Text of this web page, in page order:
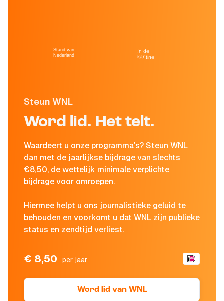
Steun WNL
Word lid. Het telt.
Waardeert u onze programma's? Steun WNL
dan met de jaarlijkse bijdrage van slechts
€8,50, de wettelijk minimale verplichte
bijdrage voor omroepen.
Hiermee helpt u ons journalistieke geluid te
behouden en voorkomt u dat WNL zijn publieke
status en zendtijd verliest.
€ 8,50 per jaar
Word lid van WNL
Stand van
Nederland
In de
kantine